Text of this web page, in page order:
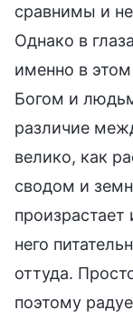
сравнимы и
Однако в
именно в
Богом и
различие
велико, как
сводом и
него
оттуда.
поэтому